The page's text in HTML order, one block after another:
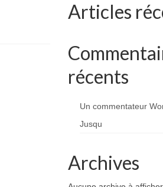
Articles
récents
Un commentateur
Jusqu
Archives